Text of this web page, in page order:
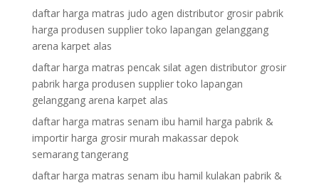
daftar harga matras judo agen distributor grosir pabrik
harga produsen supplier toko lapangan gelanggang
arena karpet alas
daftar harga matras pencak silat agen distributor grosir
pabrik harga produsen supplier toko lapangan
gelanggang arena karpet alas
daftar harga matras senam ibu hamil harga pabrik &
importir harga grosir murah makassar depok
semarang tangerang
daftar harga matras senam ibu hamil kulakan pabrik &